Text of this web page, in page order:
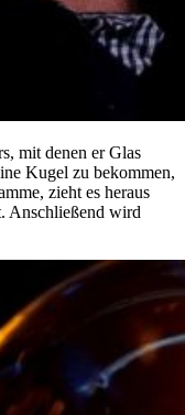
mit denen er Glas
Kugel zu bekommen,
zieht es heraus
Anschließend wird